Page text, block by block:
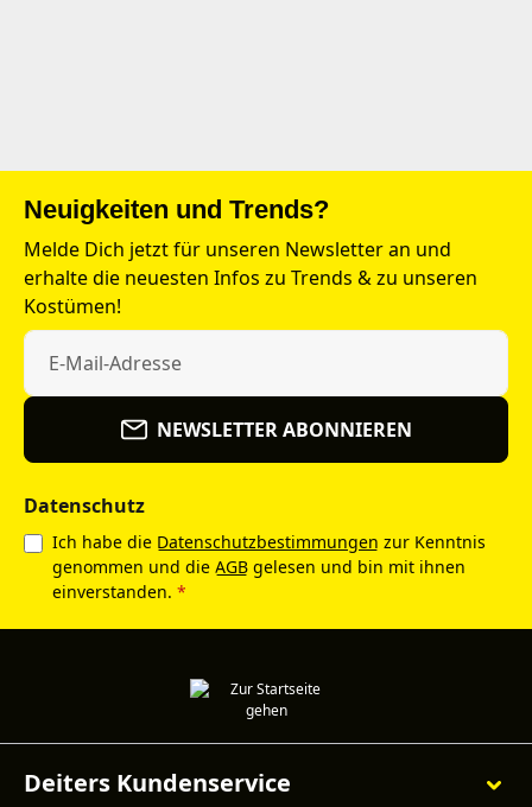
Neuigkeiten und Trends?
Melde Dich jetzt für unseren Newsletter an und
erhalte die neuesten Infos zu Trends & zu unseren
Kostümen!
NEWSLETTER ABONNIEREN
Datenschutz
Ich habe die Datenschutzbestimmungen zur Kenntnis
genommen und die AGB gelesen und bin mit ihnen
einverstanden. *
Deiters Kundenservice